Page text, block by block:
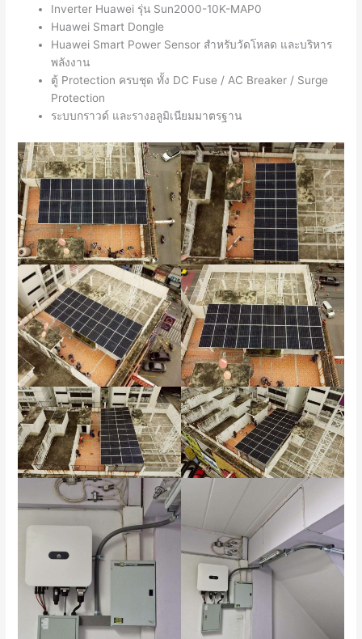
Inverter Huawei รุ่น Sun2000-10K-MAP0
Huawei Smart Dongle
Huawei Smart Power Sensor สำหรับวัดโหลด และบริหาร
พลังงาน
ตู้ Protection ครบชุด ทั้ง DC Fuse / AC Breaker / Surge
Protection
ระบบกราวด์ และรางอลูมิเนียมมาตรฐาน